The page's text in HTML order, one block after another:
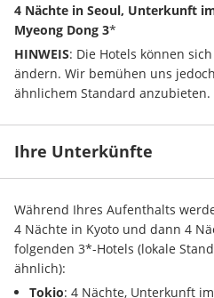
4 Nächte in Seoul, Unterkunft
Myeong Dong 3*
HINWEIS: Die Hotels können
ändern. Wir bemühen uns
ähnlichem Standard anzubieten.
Ihre Unterkünfte
Während Ihres Aufenthalts
4 Nächte in Kyoto und dann 4
folgenden 3*-Hotels (lokale
ähnlich):
Tokio: 4 Nächte, Unterkunft im